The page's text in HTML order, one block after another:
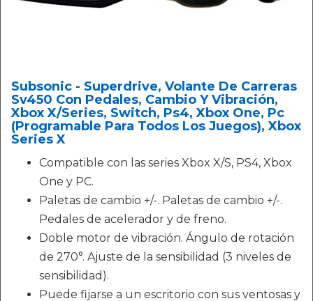
Subsonic - Superdrive, Volante De Carreras
Sv450 Con Pedales, Cambio Y Vibración,
Xbox X/Series, Switch, Ps4, Xbox One, Pc
(Programable Para Todos Los Juegos), Xbox
Series X
Compatible con las series Xbox X/S, PS4, Xbox
One y PC.
Paletas de cambio +/-. Paletas de cambio +/-.
Pedales de acelerador y de freno.
Doble motor de vibración. Ángulo de rotación
de 270°. Ajuste de la sensibilidad (3 niveles de
sensibilidad).
Puede fijarse a un escritorio con sus ventosas y